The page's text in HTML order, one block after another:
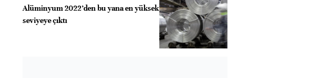
Alüminyum 2022’den bu yana en yüksek
seviyeye çıktı